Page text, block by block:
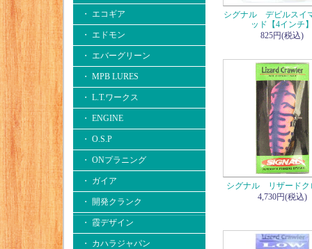
・ エコギア
・ エドモン
・ エバーグリーン
・ MPB LURES
・ L.T.ワークス
・ ENGINE
・ O.S.P
・ ONプラニング
・ ガイア
・ 開発クランク
・ 霞デザイン
・ カハラジャパン
シグナル デビルスイ
ッド【4インチ
825円(税込)
シグナル リザードク
4,730円(税込)